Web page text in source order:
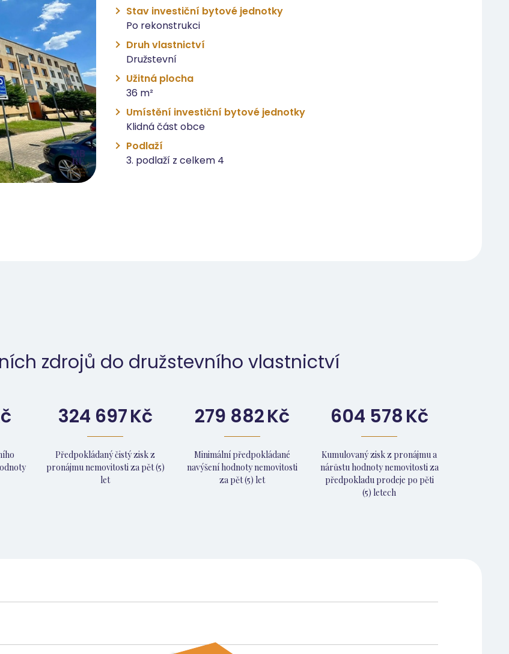
Stav investiční bytové jednotky
Po rekonstrukci
Druh vlastnictví
Družstevní
Užitná plocha
36 m²
Umístění investiční bytové jednotky
Klidná část obce
Podlaží
3. podlaží z celkem 4
zdrojů do družstevního vlastnictví
324 697Kč
Předpokládaný čistý zisk z
pronájmu nemovitosti za pět (5)
let
279 882Kč
Minimální předpokládané
navýšení hodnoty nemovitosti
za pět (5) let
604 578Kč
Kumulovaný zisk z pronájmu a
nárůstu hodnoty nemovitosti za
předpokladu prodeje po pěti
(5) letech
72 719